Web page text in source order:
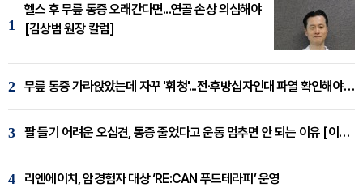
1
헬스 후 무릎 통증 오래간다면...연골 손상 의심해야
[김상범 원장 칼럼]
2 무릎 통증 가라앉았는데 자꾸 '휘청'...전·후방십자인대 파열 확인해야 [곽우경 원장 칼럼]
3 팔 들기 어려운 오십견, 통증 줄었다고 운동 멈추면 안 되는 이유 [이병욱 원장 칼럼]
4 리엔에이치, 암경험자 대상 ‘RE:CAN 푸드테라피’ 운영